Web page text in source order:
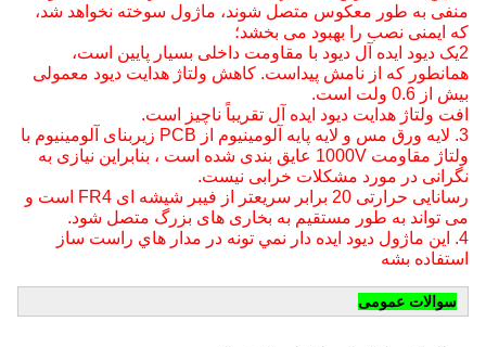
منفی به طور معکوس متصل شوند، ماژول سوخته نخواهد شد،
که ایمنی نصب را بهبود می بخشد؛
2یک دیود ایده آل دیود با مقاومت داخلی بسیار پایین است،
همانطور که از نامش پیداست. کاهش ولتاژ هدایت دیود معمولی
بیش از 0.6 ولت است.
افت ولتاژ هدایت دیود ایده آل تقریباً ناچیز است.
3. لایه ورق مس و لایه پایه آلومینیوم از PCB زیربنای آلومینیوم با
ولتاژ مقاومت 1000V عایق بندی شده است ، بنابراین نیازی به
نگرانی در مورد مشکلات خرابی نیست.
رسانایی حرارتی 20 برابر سریعتر از فیبر شیشه ای FR4 است و
می تواند به طور مستقیم به بخاری های بزرگ متصل شود.
4. اين ماژول ديود ايده دار نمي تونه در مدار هاي راست ساز
استفاده بشه
سوالات عمومی